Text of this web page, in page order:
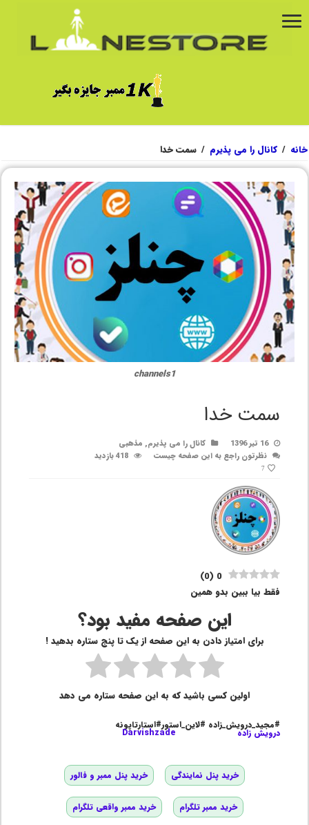
خانه / کانال را می پذیرم / سمت خدا
channels1
سمت خدا
16 تیر 1396 کانال را می پذیرم, مذهبی
نظرتون راجع به این صفحه چیست
418 بازدید
7
0
(
0
)
فقط بیا ببین بدو همین
این صفحه مفید بود؟
برای امتیاز دادن به این صفحه از یک تا پنج ستاره بدهید !
اولین کسی باشید که به این صفحه ستاره می دهد
#مجید_درویش_زاده #لاین_استور#استارتاپونه
درویش زاده Darvishzade
خرید پنل نمایندگی خرید پنل ممبر و فالور
خرید ممبر تلگرام خرید ممبر واقعی تلگرام